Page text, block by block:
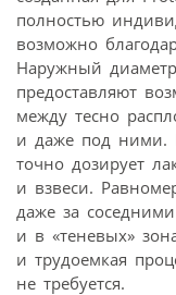
полностью
возможно
Наружный
предоставляют
между тесно
и даже под ними.
точно дозирует
и взвеси.
даже за
и в «теневых»
и трудоемкая
не требуется.